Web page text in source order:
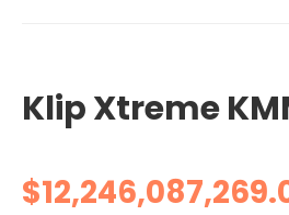
Klip Xtreme
$